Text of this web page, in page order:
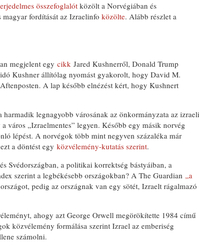
összefoglalót közölt a Norvégiában és
fordítását az Izraelinfo közölte. Alább részlet a
megjelent egy cikk Jared Kushnerről, Donald Trump
Kushner állítólag nyomást gyakorolt, hogy David M.
A lap később elnézést kért, hogy Kushnert
legnagyobb városának az önkormányzata az izraeli
város „Izraelmentes” legyen. Később egy másik norvég
lépést. A norvégok több mint negyven százaléka már
a döntést egy közvélemény-kutatás szerint.
Svédországban, a politikai korrektség bástyáiban, a
szerint a legbékésebb országokban? A The Guardian „a
pedig az országnak van egy sötét, Izraelt rágalmazó
ahogy azt George Orwell megörökítette 1984 című
közvélemény formálása szerint Izrael az emberiség
számolni.